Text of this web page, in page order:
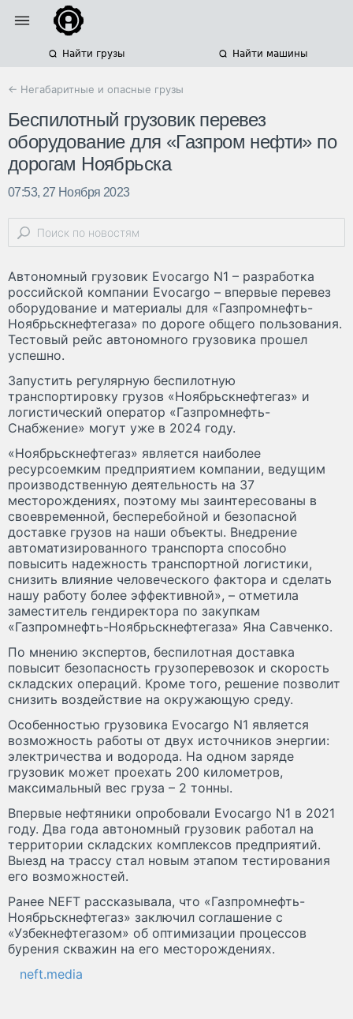
Найти грузы Найти машины
← Негабаритные и опасные грузы
Беспилотный грузовик перевез
оборудование для «Газпром нефти» по
дорогам Ноябрьска
07:53, 27 Ноября 2023
Автономный грузовик Evocargo N1 – разработка
российской компании Evocargо – впервые перевез
оборудование и материалы для «Газпромнефть-
Ноябрьскнефтегаза» по дороге общего пользования.
Тестовый рейс автономного грузовика прошел
успешно.
Запустить регулярную беспилотную
транспортировку грузов «Ноябрьскнефтегаз» и
логистический оператор «Газпромнефть-
Снабжение» могут уже в 2024 году.
«Ноябрьскнефтегаз» является наиболее
ресурсоемким предприятием компании, ведущим
производственную деятельность на 37
месторождениях, поэтому мы заинтересованы в
своевременной, бесперебойной и безопасной
доставке грузов на наши объекты. Внедрение
автоматизированного транспорта способно
повысить надежность транспортной логистики,
снизить влияние человеческого фактора и сделать
нашу работу более эффективной», – отметила
заместитель гендиректора по закупкам
«Газпромнефть-Ноябрьскнефтегаза» Яна Савченко.
По мнению экспертов, беспилотная доставка
повысит безопасность грузоперевозок и скорость
складских операций. Кроме того, решение позволит
снизить воздействие на окружающую среду.
Особенностью грузовика Evocargo N1 является
возможность работы от двух источников энергии:
электричества и водорода. На одном заряде
грузовик может проехать 200 километров,
максимальный вес груза – 2 тонны.
Впервые нефтяники опробовали Evocargo N1 в 2021
году. Два года автономный грузовик работал на
территории складских комплексов предприятий.
Выезд на трассу стал новым этапом тестирования
его возможностей.
Ранее NEFT рассказывала, что «Газпромнефть-
Ноябрьскнефтегаз» заключил соглашение с
«Узбекнефтегазом» об оптимизации процессов
бурения скважин на его месторождениях.
neft.media